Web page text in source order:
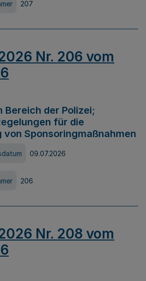
207
Nr. 206 vom
Bereich der Polizei;
für die
von Sponsoringmaßnahmen
09.07.2026
206
Nr. 208 vom